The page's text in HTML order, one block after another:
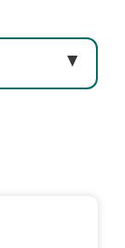
▼